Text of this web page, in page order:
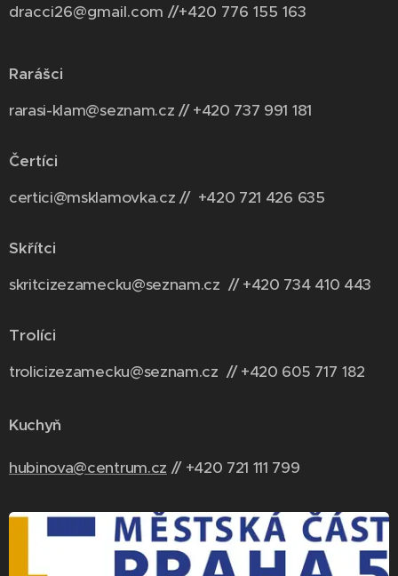
dracci26@gmail.com //+420 776 155 163
Rarášci
rarasi-klam@seznam.cz // +420 737 991 181
Čertíci
certici@msklamovka.cz // +420 721 426 635
Skřítci
skritcizezamecku@seznam.cz // +420 734 410 443
Trolíci
trolicizezamecku@seznam.cz // +420 605 717 182
Kuchyň
hubinova@centrum.cz // +420 721 111 799